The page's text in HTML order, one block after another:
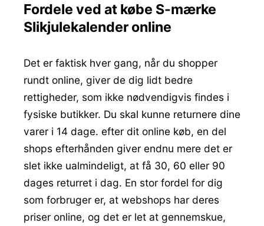
Fordele ved at købe S-mærke
Slikjulekalender online
Det er faktisk hver gang, når du shopper
rundt online, giver de dig lidt bedre
rettigheder, som ikke nødvendigvis findes i
fysiske butikker. Du skal kunne returnere dine
varer i 14 dage. efter dit online køb, en del
shops efterhånden giver endnu mere det er
slet ikke ualmindeligt, at få 30, 60 eller 90
dages returret i dag. En stor fordel for dig
som forbruger er, at webshops har deres
priser online, og det er let at gennemskue,